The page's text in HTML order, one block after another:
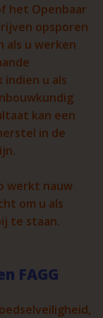
het Openbaar
opsporen
als u werken
indien u als
kan een
in de
werkt nauw
om u als
te staan.
FAGG